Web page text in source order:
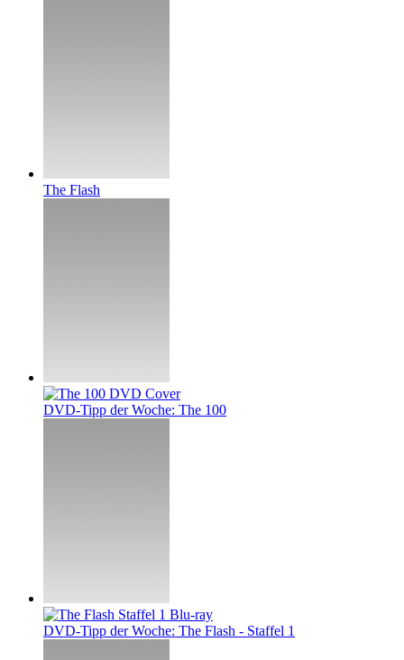
The Flash
DVD-Tipp der Woche: The 100
DVD-Tipp der Woche: The Flash - Staffel 1